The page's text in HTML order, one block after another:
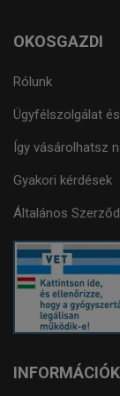
OKOSGAZDI
Rólunk
Ügyfélszolgálat
Így vásárolhatsz
Gyakori kérdések
Általános
INFORMÁCIÓK